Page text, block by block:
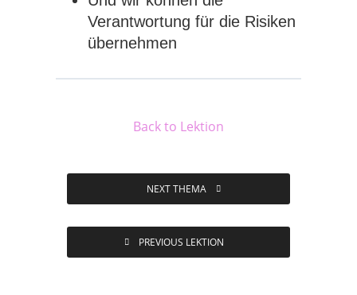
Verantwortung für die Risiken
übernehmen
PREVIOUS LEKTION
Back to Lektion
NEXT THEMA